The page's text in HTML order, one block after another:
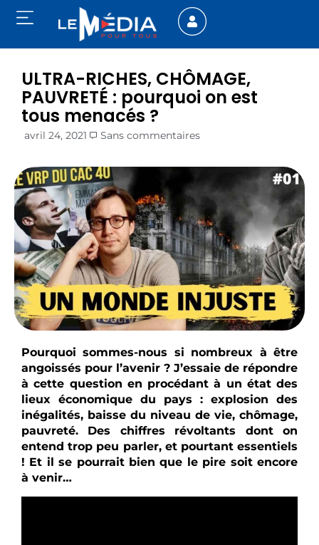
ULTRA-RICHES, CHÔMAGE,
PAUVRETÉ : pourquoi on est
tous menacés ?
avril 24, 2021 Sans commentaires
Pourquoi sommes-nous si nombreux à être
angoissés pour l’avenir ? J’essaie de répondre
à cette question en procédant à un état des
lieux économique du pays : explosion des
inégalités, baisse du niveau de vie, chômage,
pauvreté. Des chiffres révoltants dont on
entend trop peu parler, et pourtant essentiels
! Et il se pourrait bien que le pire soit encore
à venir…